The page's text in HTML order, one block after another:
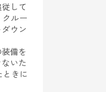
して
ルー
ウン
備を
いた
ときに